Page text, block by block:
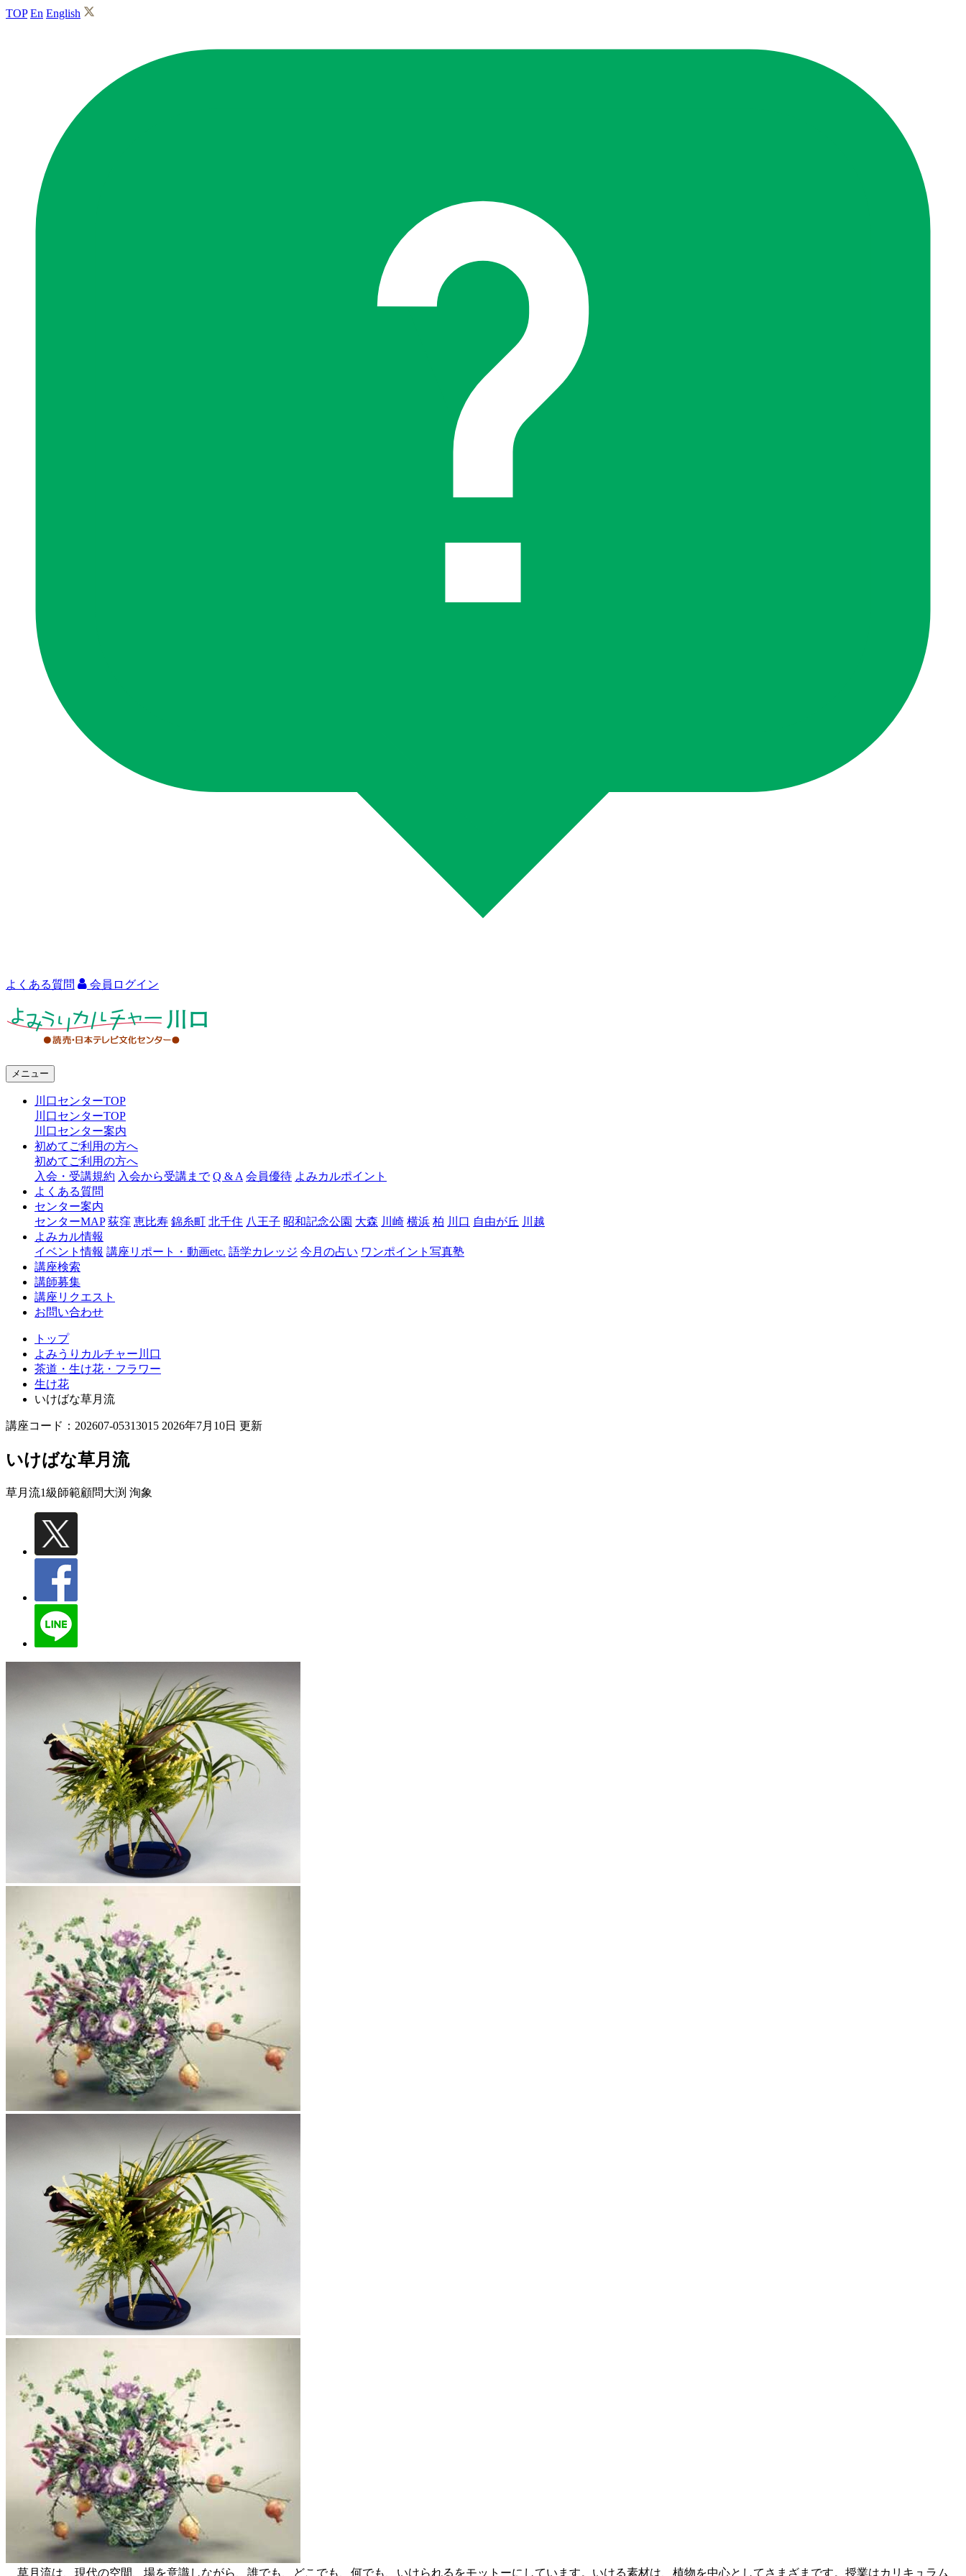
TOP En English
よくある質問 会員ログイン
ャ
川
口
メニュー
川口センターTOP
川口センターTOP
川口センター案内
初めてご利用の方へ
初めてご利用の方へ
入会・受講規約 入会から受講まで Q & A 会員優待 よみカルポイント
よくある質問
センター案内
センターMAP 荻窪 恵比寿 錦糸町 北千住 八王子 昭和記念公園 大森 川崎 横浜 柏 川口 自由が丘 川越
よみカル情報
イベント情報 講座リポート・動画etc. 語学カレッジ 今月の占い ワンポイント写真塾
講座検索
講師募集
講座リクエスト
お問い合わせ
トップ
よみうりカルチャー川口
茶道・生け花・フラワー
生け花
いけばな草月流
講座コード：202607-05313015 2026年7月10日 更新
いけばな草月流
草月流1級師範顧問大渕 洵象
草月流は、現代の空間、場を意識しながら、誰でも、どこでも、何でも、いけられるをモットーにしています。いける素材は、植物を中心としてさまざまです。授業はカリキュラム